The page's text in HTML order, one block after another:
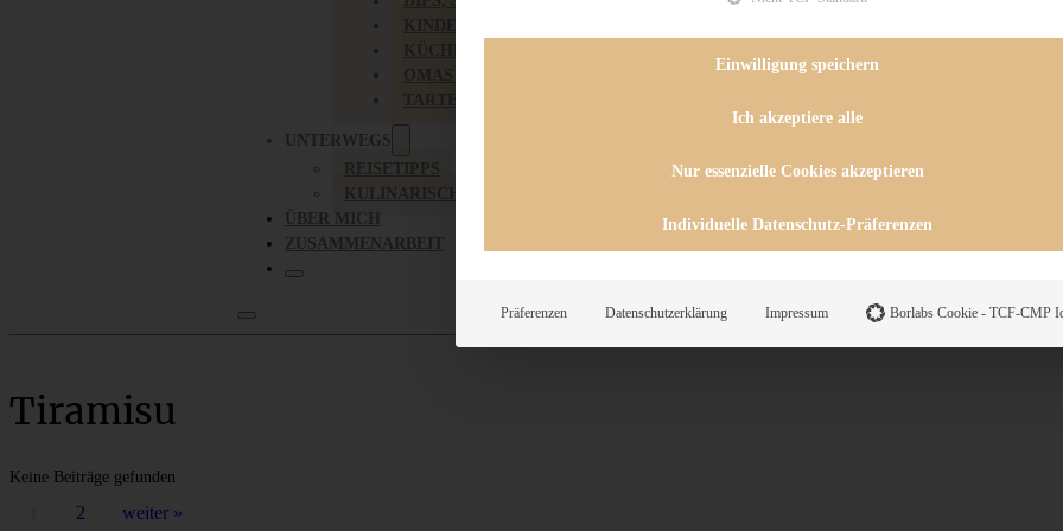
UNTERWEGS
REISETIPPS
KULINARISCH UNTERWEGS
ÜBER MICH
ZUSAMMENARBEIT
Tiramisu
Keine Beiträge gefunden
2 weiter »
Einwilligung speichern
Ich akzeptiere alle
Nur essenzielle Cookies akzeptieren
Individuelle Datenschutz-Präferenzen
Präferenzen Datenschutzerklärung Impressum Borlabs Cookie - TCF-CMP